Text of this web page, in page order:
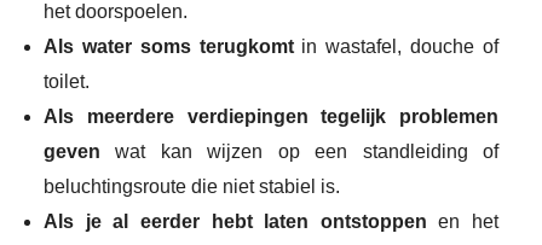
het doorspoelen.
Als water soms terugkomtin wastafel, douche of
toilet.
Als meerdere verdiepingen tegelijk problemen
geven wat kan wijzen op een standleiding of
beluchtingsroute die niet stabiel is.
Als je al eerder hebt laten ontstoppen en het